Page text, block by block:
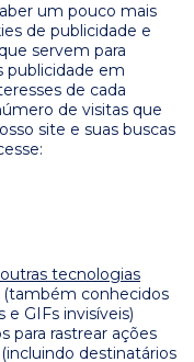
um pouco mais
de publicidade e
servem para
publicidade em
de cada
de visitas que
site e suas buscas
tecnologias
(também conhecidos
GIFs invisíveis)
para rastrear ações
destinatários